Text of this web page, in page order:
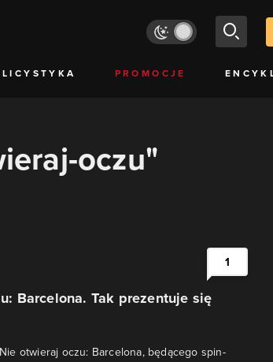
PROMOCJE
oczu"
Barcelona. Tak prezentuje się
otwieraj oczu: Barcelona, będącego spin-
1